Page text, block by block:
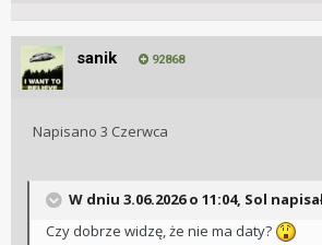
sanik 92868
Napisano 3 Czerwca
W dniu 3.06.2026 o 11:04, Sol
Czy dobrze widzę, że nie ma daty?